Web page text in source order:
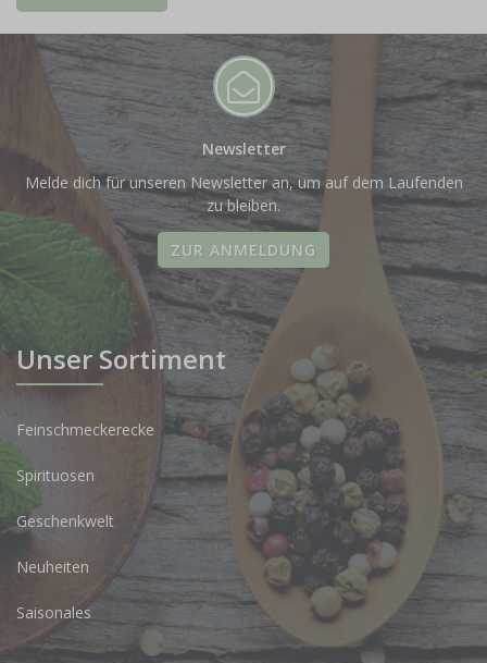
Newsletter
Melde dich für unseren Newsletter an, um auf dem Laufenden
zu bleiben.
ZUR ANMELDUNG
Unser Sortiment
Feinschmeckerecke
Spirituosen
Geschenkwelt
Neuheiten
Saisonales